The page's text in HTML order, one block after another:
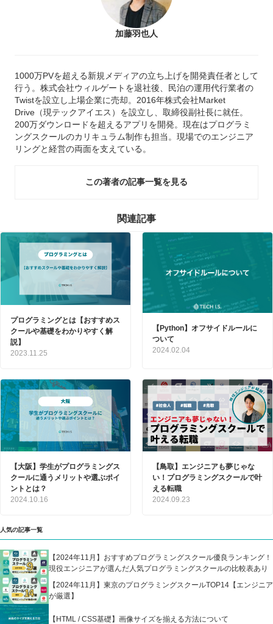
加藤羽也人
1000万PVを超える新規メディアの立ち上げを開発責任者として
行う。株式会社ウィルゲートを退社後、民泊の運用代行業者の
Twistを設立し上場企業に売却。2016年株式会社Market
Drive（現テックアイエス）を設立し、取締役副社長に就任。
200万ダウンロードを超えるアプリを開発。現在はプログラミ
ングスクールのカリキュラム制作も担当。現場でのエンジニア
リングと経営の両面を支えている。
この著者の記事一覧を見る
関連記事
プログラミングとは【おすすめス
クールや基礎をわかりやすく解
説】
2023.11.25
【Python】オフサイドルールに
ついて
2024.02.04
【大阪】学生がプログラミングス
クールに通うメリットや選ぶポイ
ントとは？
2024.10.16
【鳥取】エンジニアも夢じゃな
い！プログラミングスクールで叶
える転職
2024.09.23
人気の記事一覧
【2024年11月】おすすめプログラミングスクール優良ランキング！
現役エンジニアが選んだ人気プログラミングスクールの比較表あり
【2024年11月】東京のプログラミングスクールTOP14【エンジニア
が厳選】
【HTML / CSS基礎】画像サイズを揃える方法について